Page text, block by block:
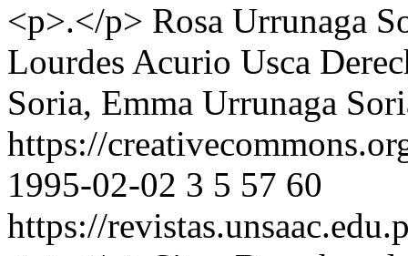
<p>.</p> Rosa Urrunaga
Lourdes Acurio Usca
Soria, Emma Urrunaga
https://
1995-02-02 3 5 57 60
https://